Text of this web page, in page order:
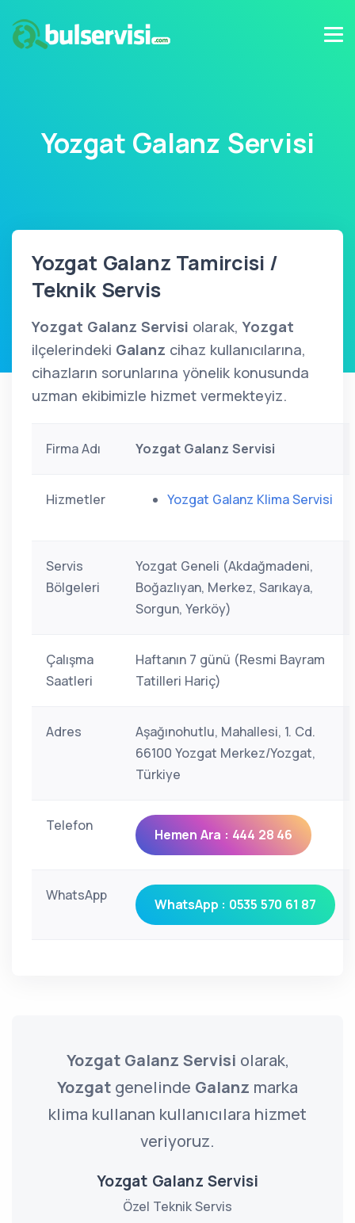
Yozgat Galanz Servisi
Yozgat Galanz Tamircisi /
Teknik Servis
Yozgat Galanz Servisi olarak, Yozgat
ilçelerindeki Galanz cihaz kullanıcılarına,
cihazların sorunlarına yönelik konusunda
uzman ekibimizle hizmet vermekteyiz.
Firma Adı Yozgat Galanz Servisi
Hizmetler Yozgat Galanz Klima Servisi
Servis
Bölgeleri
Yozgat Geneli (Akdağmadeni,
Boğazlıyan, Merkez, Sarıkaya,
Sorgun, Yerköy)
Çalışma
Saatleri
Haftanın 7 günü (Resmi Bayram
Tatilleri Hariç)
Adres
Aşağınohutlu, Mahallesi, 1. Cd.
66100 Yozgat Merkez/Yozgat,
Türkiye
Telefon
Hemen Ara : 444 28 46
WhatsApp
WhatsApp : 0535 570 61 87
Yozgat Galanz Servisi olarak,
Yozgat genelinde Galanz marka
klima kullanan kullanıcılara hizmet
veriyoruz.
Yozgat Galanz Servisi
Özel Teknik Servis